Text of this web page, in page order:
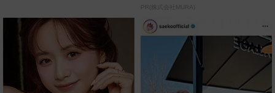
致」する方...
PR(株式会社MURA)